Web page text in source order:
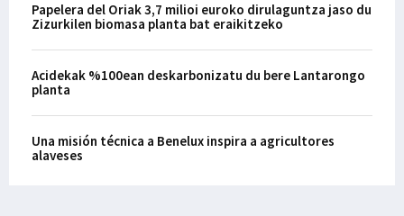
Papelera del Oriak 3,7 milioi euroko dirulaguntza jaso du
Zizurkilen biomasa planta bat eraikitzeko
Acidekak %100ean deskarbonizatu du bere Lantarongo
planta
Una misión técnica a Benelux inspira a agricultores
alaveses